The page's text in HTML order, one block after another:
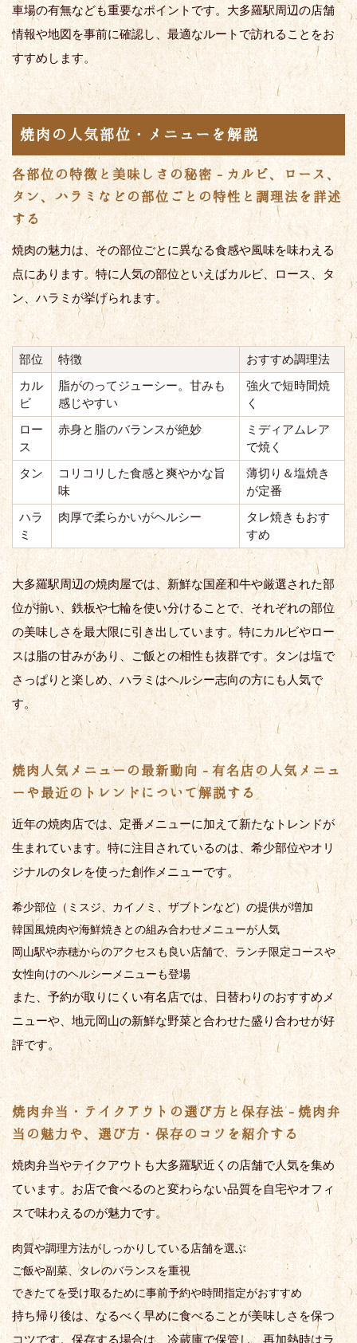
車場の有無なども重要なポイントです。大多羅駅周辺の店舗
情報や地図を事前に確認し、最適なルートで訪れることをお
すすめします。
焼肉の人気部位・メニューを解説
各部位の特徴と美味しさの秘密 - カルビ、ロース、
タン、ハラミなどの部位ごとの特性と調理法を詳述
する
焼肉の魅力は、その部位ごとに異なる食感や風味を味わえる
点にあります。特に人気の部位といえばカルビ、ロース、タ
ン、ハラミが挙げられます。
部位 特徴
おすすめ調理法
カル
ビ
脂がのってジューシー。甘みも
感じやすい
強火で短時間焼
く
ロー
ス
赤身と脂のバランスが絶妙
ミディアムレア
で焼く
タン
コリコリした食感と爽やかな旨
味
薄切り＆塩焼き
が定番
ハラ
ミ
肉厚で柔らかいがヘルシー
タレ焼きもおす
すめ
大多羅駅周辺の焼肉屋では、新鮮な国産和牛や厳選された部
位が揃い、鉄板や七輪を使い分けることで、それぞれの部位
の美味しさを最大限に引き出しています。特にカルビやロー
スは脂の甘みがあり、ご飯との相性も抜群です。タンは塩で
さっぱりと楽しめ、ハラミはヘルシー志向の方にも人気で
す。
焼肉人気メニューの最新動向 - 有名店の人気メニュ
ーや最近のトレンドについて解説する
近年の焼肉店では、定番メニューに加えて新たなトレンドが
生まれています。特に注目されているのは、希少部位やオリ
ジナルのタレを使った創作メニューです。
希少部位（ミスジ、カイノミ、ザブトンなど）の提供が増加
韓国風焼肉や海鮮焼きとの組み合わせメニューが人気
岡山駅や赤穂からのアクセスも良い店舗で、ランチ限定コースや
女性向けのヘルシーメニューも登場
また、予約が取りにくい有名店では、日替わりのおすすめメ
ニューや、地元岡山の新鮮な野菜と合わせた盛り合わせが好
評です。
焼肉弁当・テイクアウトの選び方と保存法 - 焼肉弁
当の魅力や、選び方・保存のコツを紹介する
焼肉弁当やテイクアウトも大多羅駅近くの店舗で人気を集め
ています。お店で食べるのと変わらない品質を自宅やオフィ
スで味わえるのが魅力です。
肉質や調理方法がしっかりしている店舗を選ぶ
ご飯や副菜、タレのバランスを重視
できたてを受け取るために事前予約や時間指定がおすすめ
持ち帰り後は、なるべく早めに食べることが美味しさを保つ
コツです。保存する場合は、冷蔵庫で保管し、再加熱時はラ